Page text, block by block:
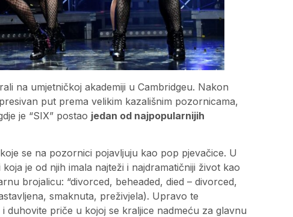
na umjetničkoj akademiji u Cambridgeu. Nakon
put prema velikim kazališnim pozornicama,
je “SIX” postao jedan od najpopularnijih
se na pozornici pojavljuju kao pop pjevačice. U
je od njih imala najteži i najdramatičniji život kao
brojalicu: “divorced, beheaded, died – divorced,
smaknuta, preživjela). Upravo te
duhovite priče u kojoj se kraljice nadmeću za glavnu